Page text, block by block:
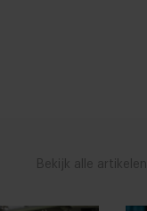
Bekijk alle artikelen